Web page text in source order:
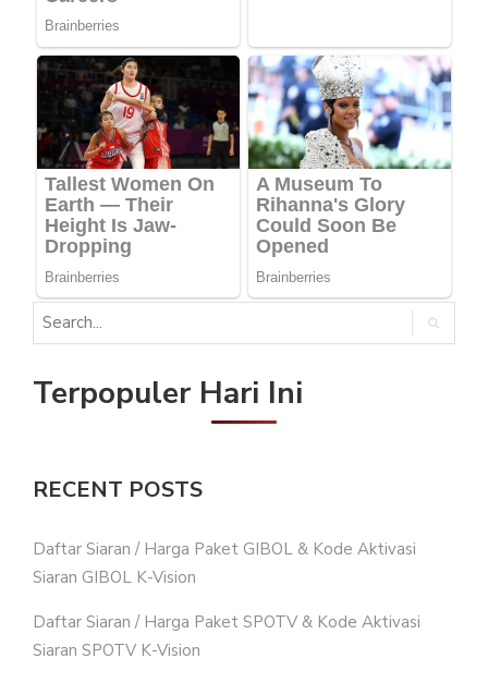
Terpopuler Hari Ini
RECENT POSTS
Daftar Siaran / Harga Paket GIBOL & Kode Aktivasi
Siaran GIBOL K-Vision
Daftar Siaran / Harga Paket SPOTV & Kode Aktivasi
Siaran SPOTV K-Vision